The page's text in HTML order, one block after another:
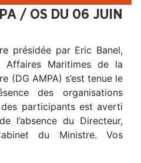
/ OS DU 06 JUIN
présidée par Eric Banel,
Affaires Maritimes de la
(DG AMPA) s’est tenue le
des organisations
des participants est averti
l’absence du Directeur,
du Ministre. Vos